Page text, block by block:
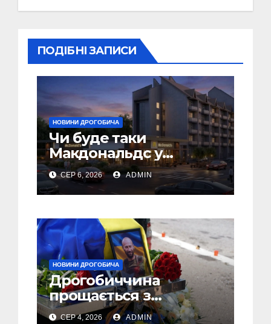
ПОДІБНІ ЗАПИСИ
НОВИНИ ДРОГОБИЧА
Чи буде таки
Макдональдс у
Дрогобичі? (Фото)
СЕР 6, 2026 ADMIN
НОВИНИ ДРОГОБИЧА
Дрогобиччина
прощається з
полеглим Воїном
СЕР 4, 2026 ADMIN